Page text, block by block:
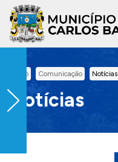
Ir para conteúdo principal
Inicio Comunicação Notícias
Notícias